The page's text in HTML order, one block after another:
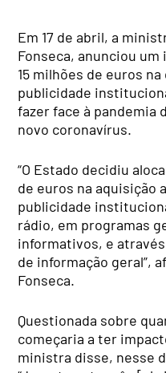
Em 17 de abril, a
Fonseca, anunciou
15 milhões de euros
publicidade
fazer face à pandemia
novo coronavírus.
“O Estado decidiu
de euros na aquisição
publicidade
rádio, em programas
informativos, e
de informação geral”,
Fonseca.
Questionada sobre
começaria a ter
ministra disse, nesse